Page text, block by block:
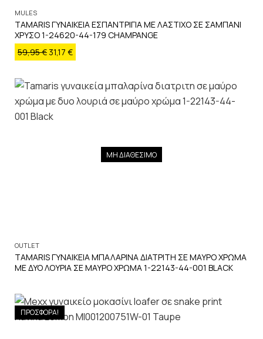
MULES
TAMARIS ΓΥΝΑΙΚΕΙΑ ΕΣΠΑΝΤΡΙΓΙΑ ΜΕ ΛΑΣΤΙΧΟ ΣΕ ΣΑΜΠΑΝΙ
ΧΡΥΣΟ 1-24620-44-179 CHAMPANGE
59,95€ 31,17 €
ΜΗ ΔΙΑΘΕΣΙΜΟ
OUTLET
TAMARIS ΓΥΝΑΙΚΕΙΑ ΜΠΑΛΑΡΙΝΑ ΔΙΑΤΡΙΤΗ ΣΕ ΜΑΥΡΟ ΧΡΩΜΑ
ΜΕ ΔΥΟ ΛΟΥΡΙΑ ΣΕ ΜΑΥΡΟ ΧΡΩΜΑ 1-22143-44-001 BLACK
ΠΡΟΣΦΟΡΑ!